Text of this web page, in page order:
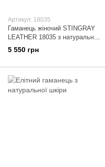
Артикул: 18035
Гаманець жіночий STINGRAY
LEATHER 18035 з натуральної
шкіри морського ската
Бежевий
5 550 грн